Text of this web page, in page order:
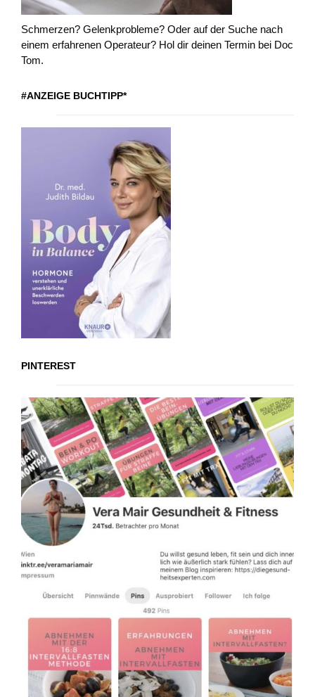
Schmerzen? Gelenkprobleme? Oder auf der Suche nach
einem erfahrenen Operateur? Hol dir deinen Termin bei Doc
Tom.
#ANZEIGE BUCHTIPP*
PINTEREST